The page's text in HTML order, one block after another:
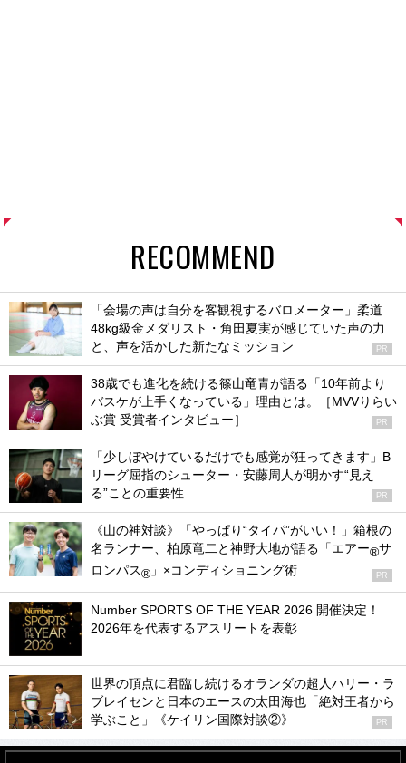
RECOMMEND
「会場の声は自分を客観視するバロメーター」柔道
48kg級金メダリスト・角田夏実が感じていた声の力
と、声を活かした新たなミッション
PR
38歳でも進化を続ける篠山竜青が語る「10年前より
バスケが上手くなっている」理由とは。［MVVりらい
ぶ賞 受賞者インタビュー］
PR
「少しぼやけているだけでも感覚が狂ってきます」B
リーグ屈指のシューター・安藤周人が明かす“見え
る”ことの重要性
PR
《山の神対談》「やっぱり“タイパ”がいい！」箱根の
名ランナー、柏原竜二と神野大地が語る「エアー®サ
ロンパス® 」×コンディショニング術 PR
Number SPORTS OF THE YEAR 2026 開催決定！
2026年を代表するアスリートを表彰
世界の頂点に君臨し続けるオランダの超人ハリー・ラ
ブレイセンと日本のエースの太田海也「絶対王者から
学ぶこと」《ケイリン国際対談②》
PR